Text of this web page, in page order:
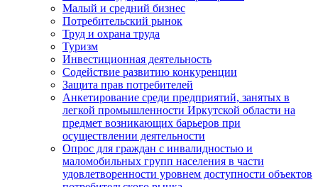
Малый и средний бизнес
Потребительский рынок
Труд и охрана труда
Туризм
Инвестиционная деятельность
Содействие развитию конкуренции
Защита прав потребителей
Анкетирование среди предприятий, занятых в
легкой промышленности Иркутской области на
предмет возникающих барьеров при
осуществлении деятельности
Опрос для граждан с инвалидностью и
маломобильных групп населения в части
удовлетворенности уровнем доступности объектов